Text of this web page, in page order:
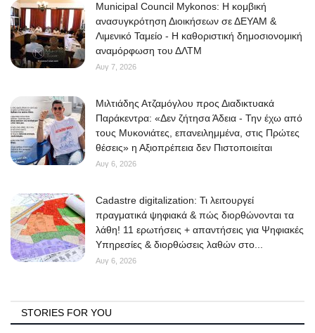
Municipal Council Mykonos: Η κομβική
ανασυγκρότηση Διοικήσεων σε ΔΕΥΑΜ &
Λιμενικό Ταμείο - Η καθοριστική δημοσιονομική
αναμόρφωση του ΔΛΤΜ
Αυγ 7, 2026
Μιλτιάδης Ατζαμόγλου προς Διαδικτυακά
Παράκεντρα: «Δεν ζήτησα Άδεια - Την έχω από
τους Μυκονιάτες, επανειλημμένα, στις Πρώτες
θέσεις» η Αξιοπρέπεια δεν Πιστοποιείται
Αυγ 6, 2026
Cadastre digitalization: Τι λειτουργεί
πραγματικά ψηφιακά & πώς διορθώνονται τα
λάθη! 11 ερωτήσεις + απαντήσεις για Ψηφιακές
Υπηρεσίες & διορθώσεις λαθών στο...
Αυγ 6, 2026
STORIES FOR YOU